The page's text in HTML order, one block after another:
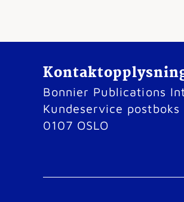
Bonnier Publications
Kundeservice postboks
0107 OSLO